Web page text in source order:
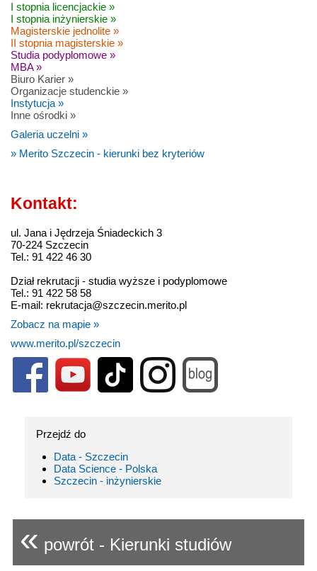
I stopnia licencjackie »
I stopnia inżynierskie »
Magisterskie jednolite »
II stopnia magisterskie »
Studia podyplomowe »
MBA »
Biuro Karier »
Organizacje studenckie »
Instytucja »
Inne ośrodki »
Galeria uczelni »
» Merito Szczecin - kierunki bez kryteriów
Kontakt:
ul. Jana i Jędrzeja Śniadeckich 3
70-224 Szczecin
Tel.: 91 422 46 30
Dział rekrutacji - studia wyższe i podyplomowe
Tel.: 91 422 58 58
E-mail: rekrutacja@szczecin.merito.pl
Zobacz na mapie »
www.merito.pl/szczecin
Przejdź do
Data - Szczecin
Data Science - Polska
Szczecin - inżynierskie
« powrót - Kierunki studiów